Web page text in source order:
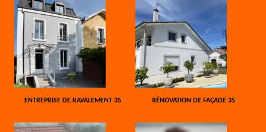
ENTREPRISE DE RAVALEMENT 35 RÉNOVATION DE FAÇADE 35